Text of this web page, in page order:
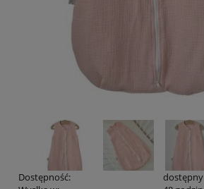
Dostępność:
dostępny